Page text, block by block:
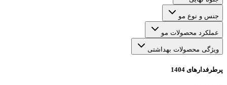
جنس و نوع مو
عملکرد محصولات مو
ویژگی محصولات بهداشتی
پرطرفدارهای 1404